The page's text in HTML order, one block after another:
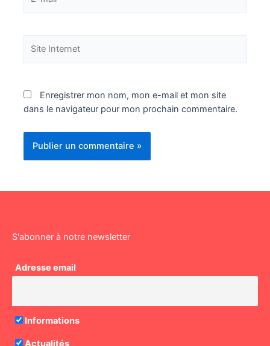
mail*
Internet
Enregistrer mon nom, mon e-mail et mon site
dans le navigateur pour mon prochain commentaire.
S'abonner à notre newsletter
Adresse email
Informations